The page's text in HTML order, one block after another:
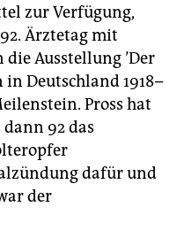
zur Verfügung,
Ärztetag mit
Ausstellung ’Der
Deutschland 1918–
Pross hat
92 das
dafür und
der